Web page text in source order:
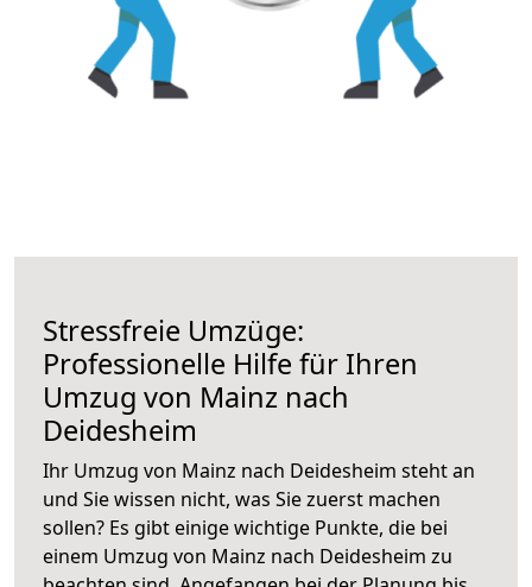
Stressfreie Umzüge:
Professionelle Hilfe für Ihren
Umzug von Mainz nach
Deidesheim
Ihr Umzug von Mainz nach Deidesheim steht an
und Sie wissen nicht, was Sie zuerst machen
sollen? Es gibt einige wichtige Punkte, die bei
einem Umzug von Mainz nach Deidesheim zu